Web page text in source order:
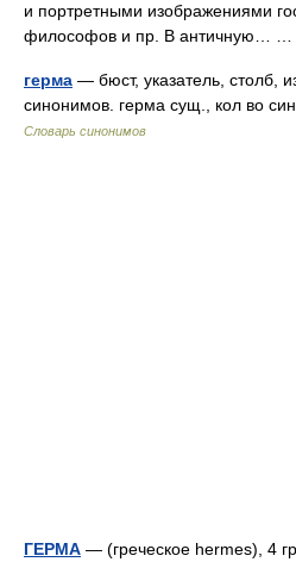
и портретными изображениями
философов и пр. В античную… …
герма — бюст, указатель, столб,
синонимов. герма сущ., кол во
Словарь синонимов
ГЕРМА — (греческое hermes), 4